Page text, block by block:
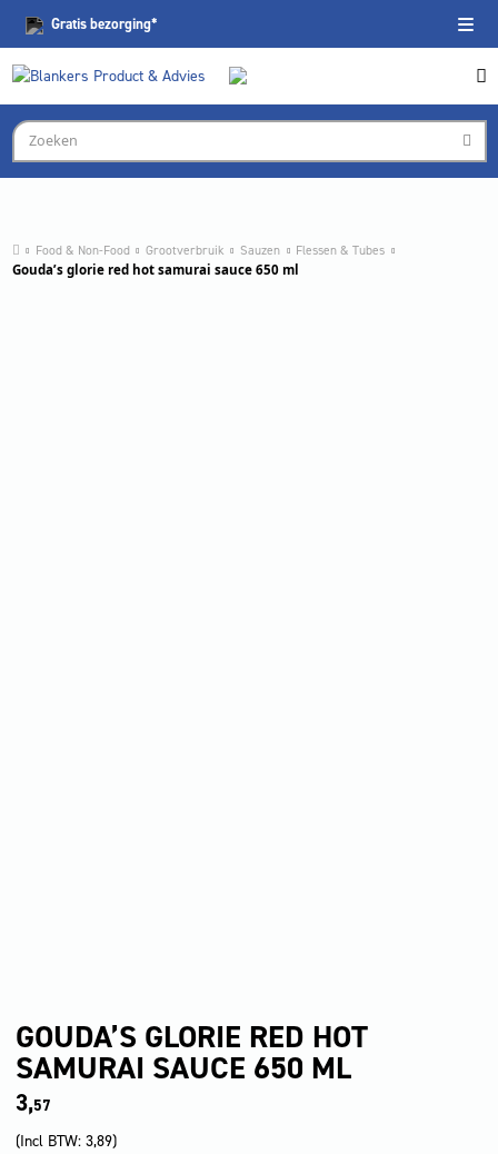
Gratisbezorging*
Food & Non-Food Grootverbruik Sauzen Flessen & Tubes
Gouda’s glorie red hot samurai sauce 650 ml
GOUDA’S GLORIE RED HOT
SAMURAI SAUCE 650 ML
3,57
(Incl BTW: 3,89)